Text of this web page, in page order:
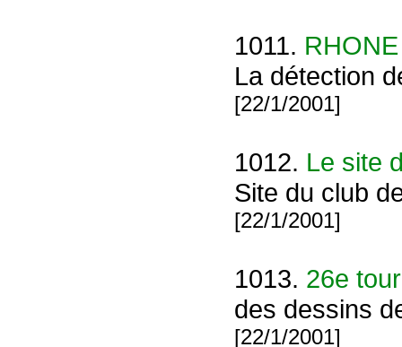
1011.
La détection
[22/1/2001]
1012. Le site
Site du club
[22/1/2001]
1013. 26e
des dessins
[22/1/2001]